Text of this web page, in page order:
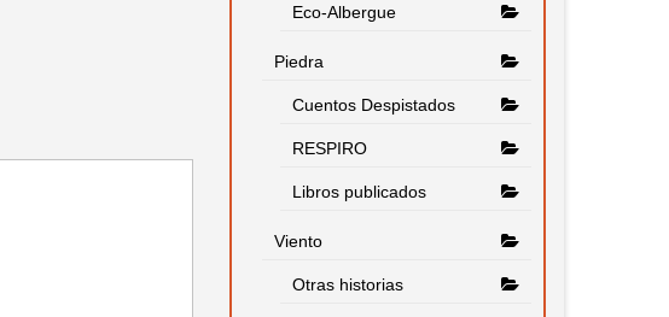
Eco-Albergue
Piedra
Cuentos Despistados
RESPIRO
Libros publicados
Viento
Otras historias